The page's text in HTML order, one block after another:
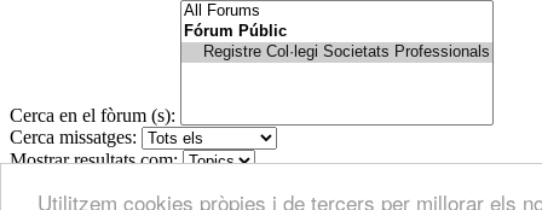
Utilitzem cookies pròpies i de tercers per millorar els
Cerca en el fòrum (s):
Cerca missatges:
Mostrar resultats com: